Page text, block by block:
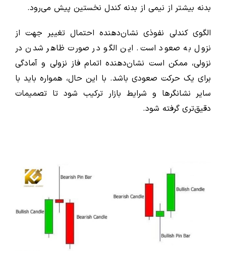
بدنه بیشتر از نیمی از بدنه کندل نخستین پیش می‌رود.
الگوی کندلی نفوذی نشان‌دهنده احتمال تغییر جهت از
نزول به صعود است. این الگو در صورت ظاهر شدن در
نزولی، ممکن است نشان‌دهنده اتمام فاز نزولی و آمادگی
برای یک حرکت صعودی باشد. با این حال، همواره باید با
سایر نشانگرها و شرایط بازار ترکیب شود تا تصمیمات
دقیق‌تری گرفته شود.